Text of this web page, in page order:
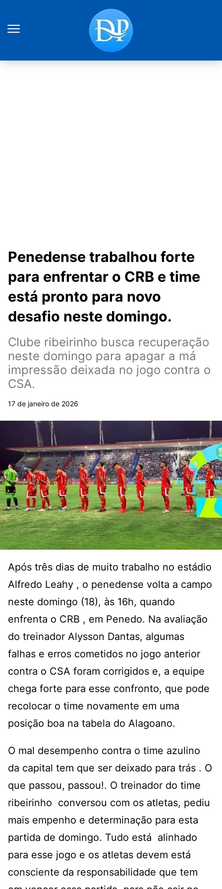
Penedense trabalhou forte
para enfrentar o CRB e time
está pronto para novo
desafio neste domingo.
Clube ribeirinho busca recuperação
neste domingo para apagar a má
impressão deixada no jogo contra o
CSA.
17 de janeiro de 2026
Após três dias de muito trabalho no estádio
Alfredo Leahy , o penedense volta a campo
neste domingo (18), às 16h, quando
enfrenta o CRB , em Penedo. Na avaliação
do treinador Alysson Dantas, algumas
falhas e erros cometidos no jogo anterior
contra o CSA foram corrigidos e, a equipe
chega forte para esse confronto, que pode
recolocar o time novamente em uma
posição boa na tabela do Alagoano.
O mal desempenho contra o time azulino
da capital tem que ser deixado para trás . O
que passou, passou!. O treinador do time
ribeirinho conversou com os atletas, pediu
mais empenho e determinação para esta
partida de domingo. Tudo está alinhado
para esse jogo e os atletas devem está
consciente da responsabilidade que tem